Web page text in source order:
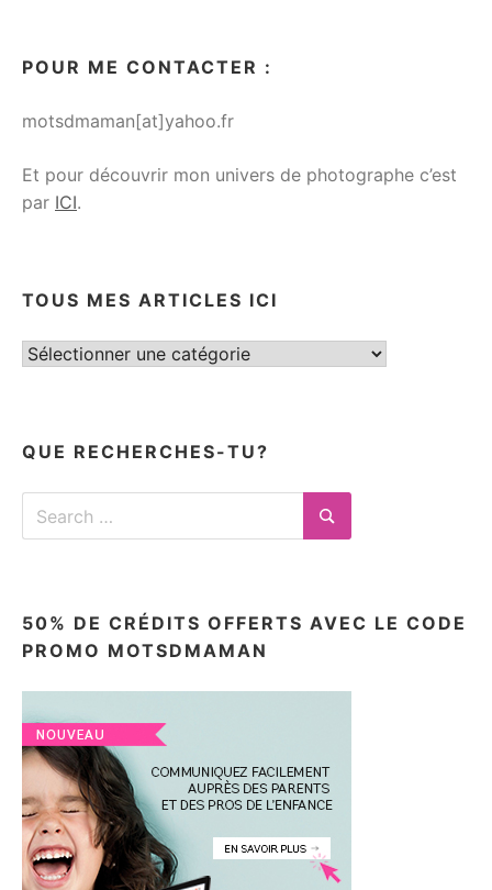
POUR ME CONTACTER :
motsdmaman[at]yahoo.fr
Et pour découvrir mon univers de photographe c’est
par ICI.
TOUS MES ARTICLES ICI
Tous
QUE RECHERCHES-TU?
Search
for:
Search
50% DE CRÉDITS OFFERTS AVEC LE CODE
PROMO MOTSDMAMAN